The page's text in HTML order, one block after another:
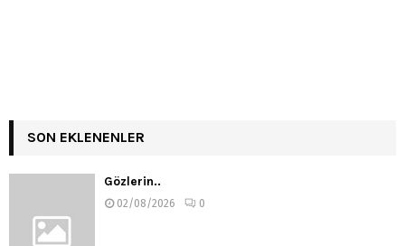
SON EKLENENLER
Gözlerin..
02/08/2026 0